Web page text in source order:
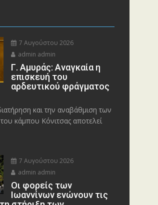
7 Αυγούστου 2026
admin admin
Γ. Αμυράς: Αναγκαία η
επισκευή του
αρδευτικού φράγματος
και την αναβάθμιση των
κάμπου Κόνιτσας αποτελεί
7 Αυγούστου 2026
admin admin
Οι φορείς των
Ιωαννίνων ενώνουν τις